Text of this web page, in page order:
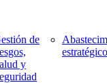
de
y
estratégico